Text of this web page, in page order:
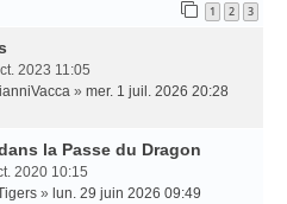
1 2 3
2023 11:05
» mer. 1 juil. 2026 20:28
la Passe du Dragon
2020 10:15
» lun. 29 juin 2026 09:49